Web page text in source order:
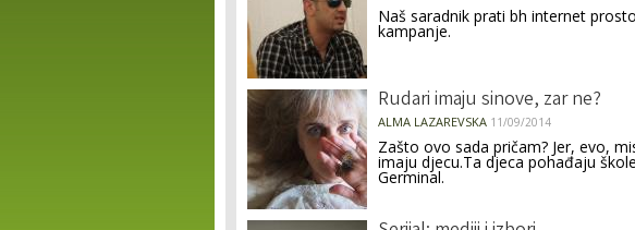
Naš saradnik prati bh internet
kampanje.
Rudari imaju sinove, zar ne?
ALMA LAZAREVSKA 11/09/2014
Zašto ovo sada pričam? Jer, evo,
imaju djecu.Ta djeca pohađaju
Germinal.